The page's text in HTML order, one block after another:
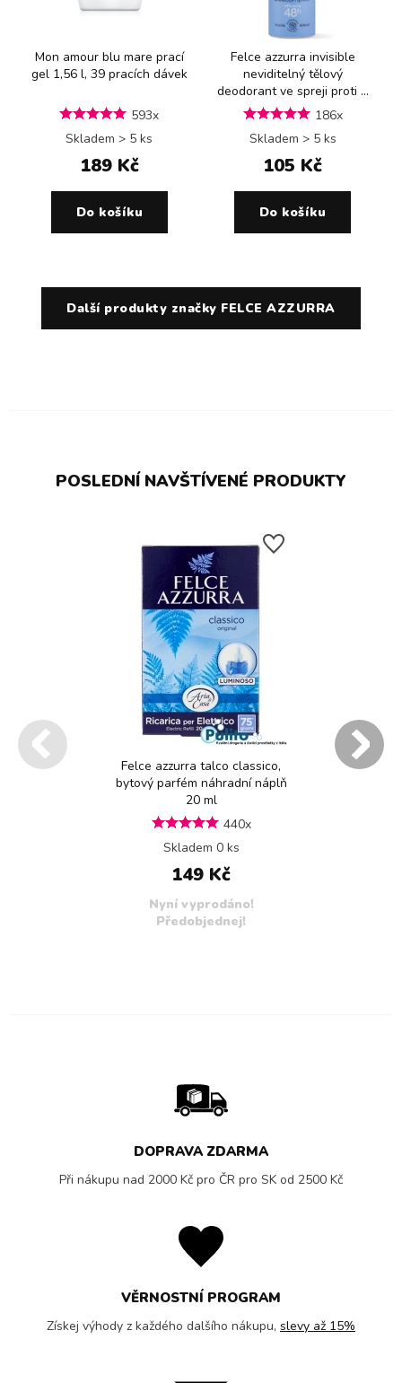
Mon amour blu mare prací
gel 1,56 l, 39 pracích dávek
593x
Skladem > 5 ks
189 Kč
Do košíku
Felce azzurra invisible
neviditelný tělový
deodorant ve spreji proti ...
186x
Skladem > 5 ks
105 Kč
Do košíku
Další produkty značky FELCE AZZURRA
POSLEDNÍ NAVŠTÍVENÉ PRODUKTY
Felce azzurra talco classico,
bytový parfém náhradní náplň
20 ml
440x
Skladem 0 ks
149 Kč
Nyní vyprodáno!
Předobjednej!
DOPRAVA ZDARMA
Při nákupu nad 2000 Kč pro ČR pro SK od 2500 Kč
VĚRNOSTNÍ PROGRAM
Získej výhody z každého dalšího nákupu, slevy až 15%